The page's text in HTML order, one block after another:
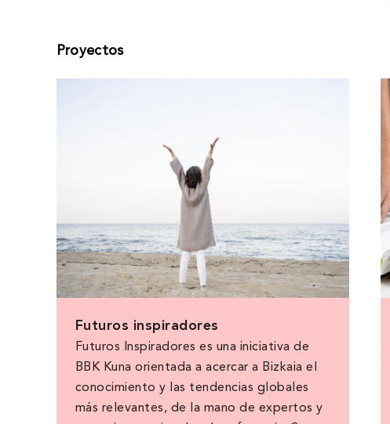
Proyectos
Futuros inspiradores
Futuros Inspiradores es una iniciativa de
BBK Kuna orientada a acercar a Bizkaia el
conocimiento y las tendencias globales
más relevantes, de la mano de expertos y